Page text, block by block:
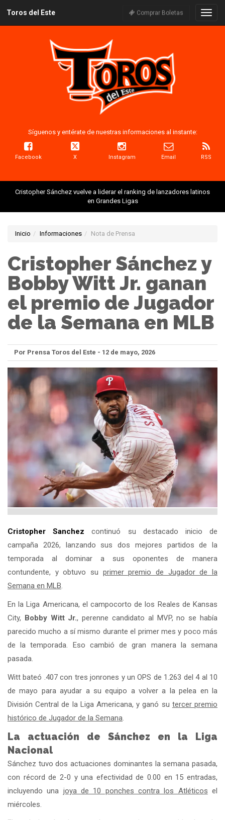
Toros del Este Comprar Boletas
Síguenos y entérate de nuestras informaciones al instante:
Facebook X Instagram Email RSS
Cristopher Sánchez vuelve a liderar el ranking de lanzadores latinos
en Grandes Ligas
Inicio Informaciones Nota de Prensa
Cristopher Sánchez y
Bobby Witt Jr. ganan
el premio de Jugador
de la Semana en MLB
Por Prensa Toros del Este - 12 de mayo, 2026
Cristopher Sanchez continuó su destacado inicio de
campaña 2026, lanzando sus dos mejores partidos de la
temporada al dominar a sus oponentes de manera
contundente, y obtuvo su primer premio de Jugador de la
Semana en MLB.
En la Liga Americana, el campocorto de los Reales de Kansas
City, Bobby Witt Jr., perenne candidato al MVP, no se había
parecido mucho a sí mismo durante el primer mes y poco más
de la temporada. Eso cambió de gran manera la semana
pasada.
Witt bateó .407 con tres jonrones y un OPS de 1.263 del 4 al 10
de mayo para ayudar a su equipo a volver a la pelea en la
División Central de la Liga Americana, y ganó su tercer premio
histórico de Jugador de la Semana.
La actuación de Sánchez en la Liga
Nacional
Sánchez tuvo dos actuaciones dominantes la semana pasada,
con récord de 2-0 y una efectividad de 0.00 en 15 entradas,
incluyendo una joya de 10 ponches contra los Atléticos el
miércoles.